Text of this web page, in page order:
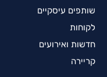
שותפים עיסקיים
לקוחות
חדשות ואירועים
קריירה